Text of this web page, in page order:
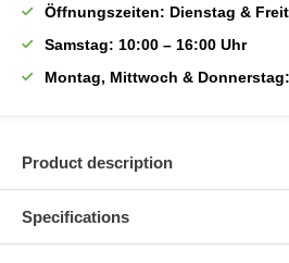
Öffnungszeiten: Dienstag &
Samstag: 10:00 – 16:00 Uhr
Montag, Mittwoch &
Product description
Specifications